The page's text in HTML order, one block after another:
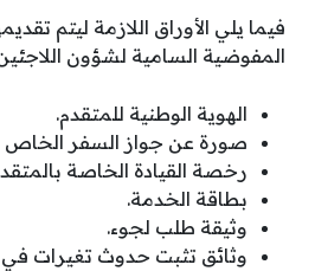
فيما يلي الأوراق اللازمة ليتم
المفوضية السامية لشؤون
الهوية الوطنية للمتقدم.
صورة عن جواز السفر الخاص
رخصة القيادة الخاصة
بطاقة الخدمة.
وثيقة طلب لجوء.
وثائق تثبت حدوث تغيرات في